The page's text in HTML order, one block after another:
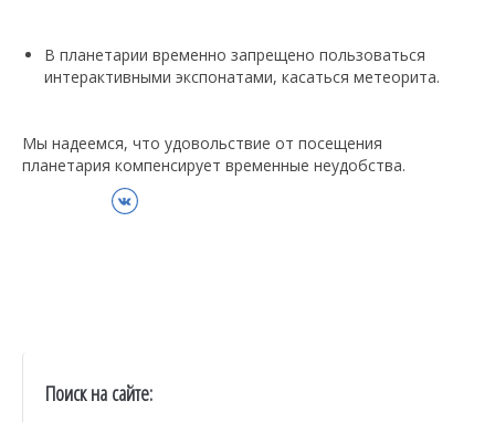
В планетарии временно запрещено пользоваться
интерактивными экспонатами, касаться метеорита.
Мы надеемся, что удовольствие от посещения
планетария компенсирует временные неудобства.
ВКонтакте
Поиск на сайте: